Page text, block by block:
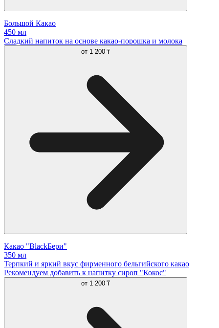
Большой Какао
450 мл
Сладкий напиток на основе какао-порошка и молока
от 1 200 ₸
Какао "BlackБери"
350 мл
Терпкий и яркий вкус фирменного бельгийского какао
Рекомендуем добавить к напитку сироп "Кокос"
от 1 200 ₸